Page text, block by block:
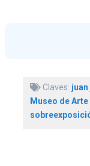
Claves:
Museo de